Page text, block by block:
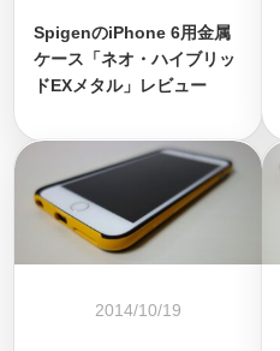
SpigenのiPhone 6用金属
ケース「ネオ・ハイブリッ
ドEXメタル」レビュー
2014/10/19